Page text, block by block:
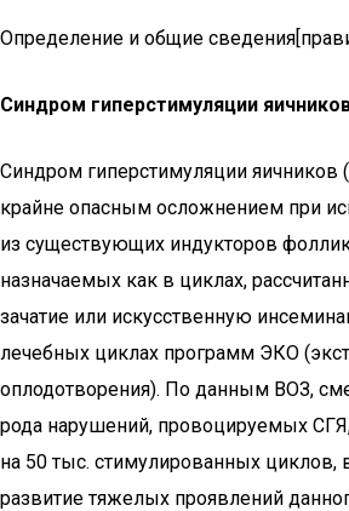
Определение и общие
Синдром гиперстимуляции
Синдром гиперстимуляции яичников
крайне опасным осложнением при
из существующих индукторов
назначаемых как в циклах,
зачатие или искусственную
лечебных циклах программ ЭКО
оплодотворения). По данным ВОЗ,
рода нарушений, провоцируемых СГЯ,
на 50 тыс. стимулированных циклов,
развитие тяжелых проявлений